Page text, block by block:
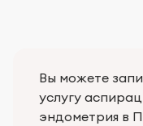
Вы можете
услугу
эндометрия в